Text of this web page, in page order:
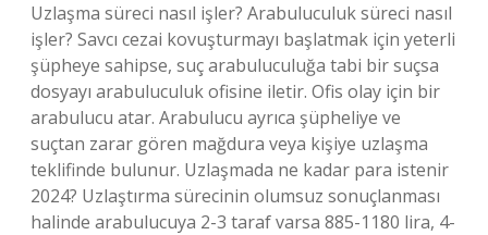
Uzlaşma süreci nasıl işler? Arabuluculuk süreci nasıl
işler? Savcı cezai kovuşturmayı başlatmak için yeterli
şüpheye sahipse, suç arabuluculuğa tabi bir suçsa
dosyayı arabuluculuk ofisine iletir. Ofis olay için bir
arabulucu atar. Arabulucu ayrıca şüpheliye ve
suçtan zarar gören mağdura veya kişiye uzlaşma
teklifinde bulunur. Uzlaşmada ne kadar para istenir
2024? Uzlaştırma sürecinin olumsuz sonuçlanması
halinde arabulucuya 2-3 taraf varsa 885-1180 lira, 4-